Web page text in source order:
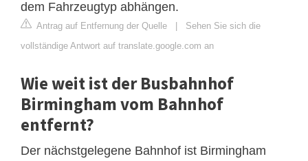
dem Fahrzeugtyp abhängen.
Antrag auf Entfernung der Quelle | Sehen Sie sich die
vollständige Antwort auf translate.google.com an
Wie weit ist der Busbahnhof
Birmingham vom Bahnhof
entfernt?
Der nächstgelegene Bahnhof ist Birmingham